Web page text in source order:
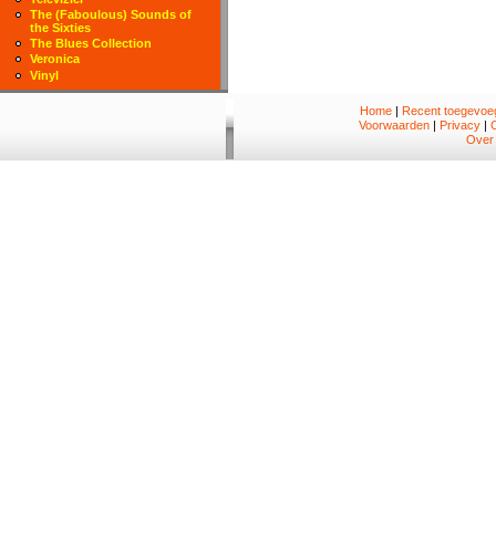
The (Faboulous) Sounds of
the Sixties
The Blues Collection
Veronica
Vinyl
Home|
Recent
Voorwaarden
Privacy
Over